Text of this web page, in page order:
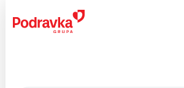
content